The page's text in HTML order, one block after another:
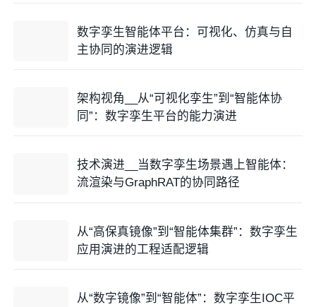
数字孪生智能体平台：可视化、仿真与自
主协同的演进逻辑
架构视角__从“可视化孪生”到“智能体协
同”：数字孪生平台的能力演进
技术演进__当数字孪生场景遇上智能体：
流渲染与GraphRAT的协同路径
从“高保真镜像”到“智能体集群”：数字孪生
应用演进的工程适配逻辑
从“数字镜像”到“智能体”：数字孪生IOC平